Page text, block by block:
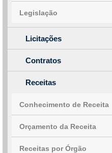
Legislação
Licitações
Contratos
Receitas
Conhecimento de Receita
Orçamento da Receita
Receitas por Órgão